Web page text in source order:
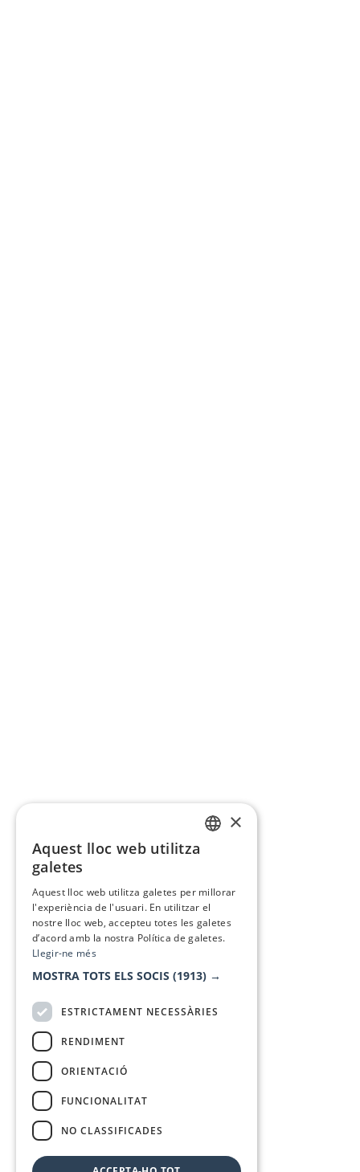
×
Aquest lloc web utilitza
galetes
Aquest lloc web utilitza galetes per millorar
l'experiència de l'usuari. En utilitzar el
nostre lloc web, accepteu totes les galetes
d’acord amb la nostra Política de galetes.
Llegir-ne més
MOSTRA TOTS ELS SOCIS (1913) →
ESTRICTAMENT NECESSÀRIES
RENDIMENT
ORIENTACIÓ
FUNCIONALITAT
NO CLASSIFICADES